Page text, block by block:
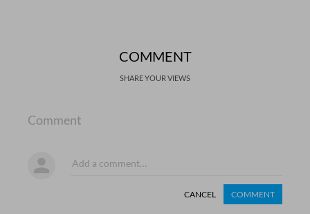
COMMENT
SHARE YOUR VIEWS
Comment
CANCEL COMMENT